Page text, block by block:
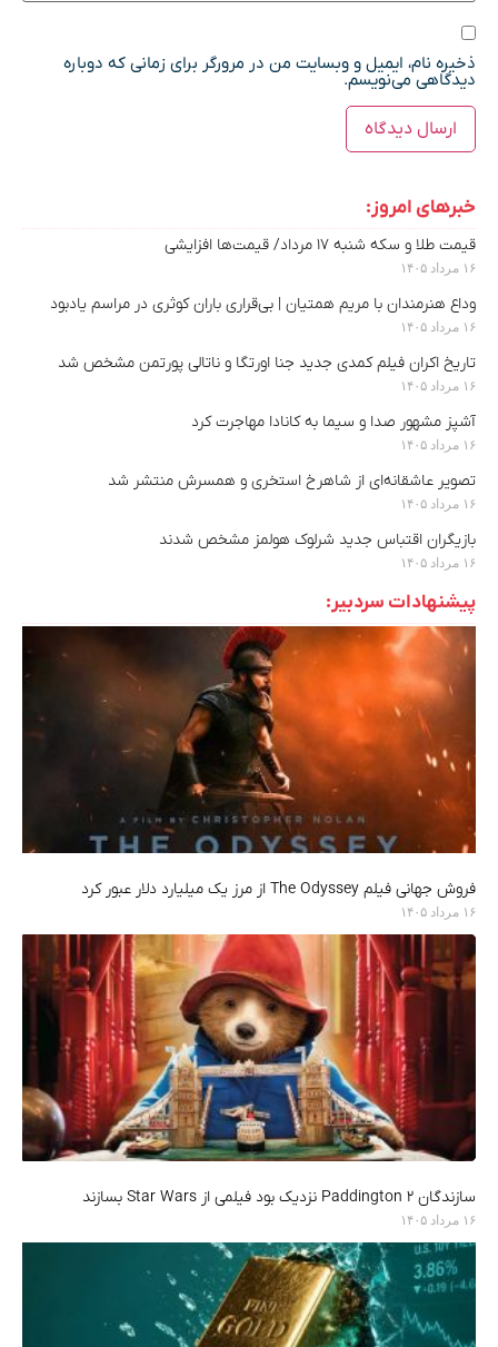
ذخیره نام، ایمیل و وبسایت من در مرورگر برای زمانی که دوباره
دیدگاهی می‌نویسم.
خبرهای امروز:
قیمت طلا و سکه شنبه ۱۷ مرداد/ قیمت‌ها افزایشی
۱۶ مرداد ۱۴۰۵
وداع هنرمندان با مریم همتیان | بی‌قراری باران کوثری در مراسم یادبود
۱۶ مرداد ۱۴۰۵
تاریخ اکران فیلم کمدی جدید جنا اورتگا و ناتالی پورتمن مشخص شد
۱۶ مرداد ۱۴۰۵
آشپز مشهور صدا و سیما به کانادا مهاجرت کرد
۱۶ مرداد ۱۴۰۵
تصویر عاشقانه‌ای از شاهرخ استخری و همسرش منتشر شد
۱۶ مرداد ۱۴۰۵
بازیگران اقتباس جدید شرلوک هولمز مشخص شدند
۱۶ مرداد ۱۴۰۵
پیشنهادات سردبیر:
فروش جهانی فیلم The Odyssey از مرز یک میلیارد دلار عبور کرد
۱۶ مرداد ۱۴۰۵
سازندگان Paddington 2 نزدیک بود فیلمی از Star Wars بسازند
۱۶ مرداد ۱۴۰۵